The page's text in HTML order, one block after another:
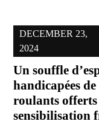
DECEMBER 23,
2024
Un souffle
handicapées
roulants offerts
sensibilisation